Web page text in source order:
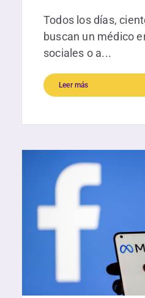
Todos los días,
buscan un médico
sociales o a...
Leer más